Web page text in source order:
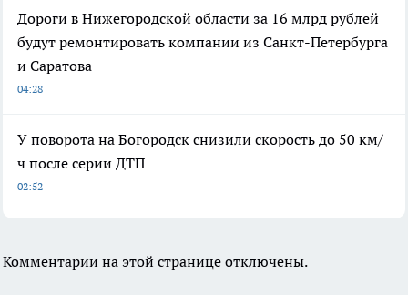
Дороги в Нижегородской области за 16 млрд рублей
будут ремонтировать компании из Санкт-Петербурга
и Саратова
04:28
У поворота на Богородск снизили скорость до 50 км/
ч после серии ДТП
02:52
Комментарии на этой странице отключены.